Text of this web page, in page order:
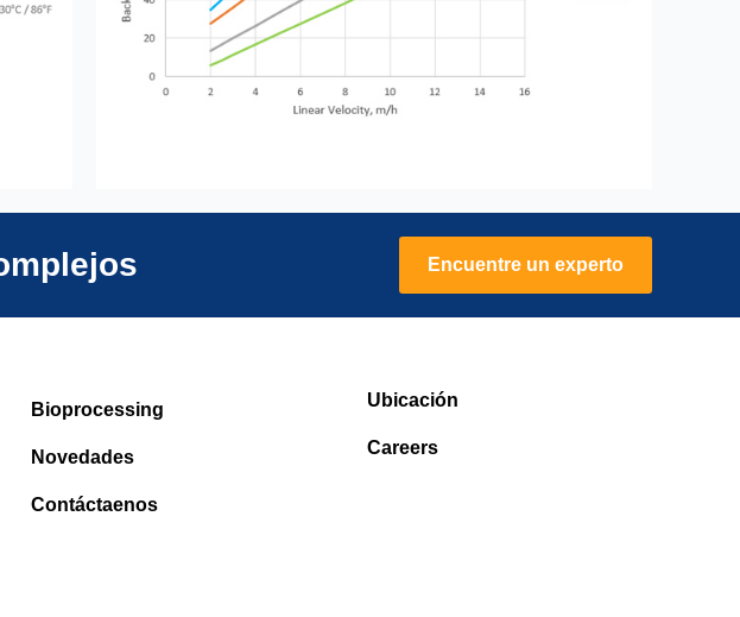
Encuentre un experto
Bioprocessing
Novedades
Contáctaenos
Ubicación
Careers